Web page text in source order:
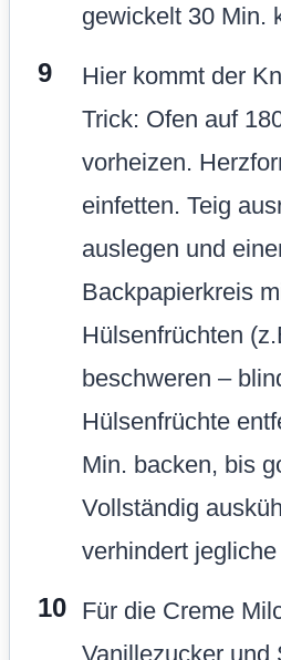
gewickelt 30 Min.
Hier kommt der
Trick: Ofen auf
vorheizen.
einfetten. Teig
auslegen und
Backpapierkreis
Hülsenfrüchten
beschweren –
Hülsenfrüchte
Min. backen, bis
Vollständig
verhindert
Für die Creme
Vanillezucker und